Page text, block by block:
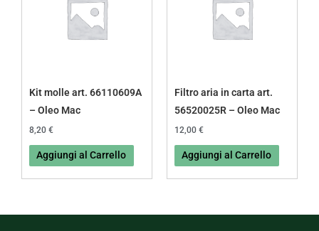
Kit molle art. 66110609A
– Oleo Mac
8,20 €
Aggiungi al Carrello
Filtro aria in carta art.
56520025R – Oleo Mac
12,00 €
Aggiungi al Carrello